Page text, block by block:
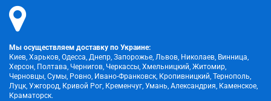
Мы осуществляем доставку по Украине:
Киев, Харьков, Одесса, Днепр, Запорожье, Львов, Николаев, Винница,
Херсон, Полтава, Чернигов, Черкассы, Хмельницкий, Житомир,
Черновцы, Сумы, Ровно, Ивано-Франковск, Кропивницкий, Тернополь,
Луцк, Ужгород, Кривой Рог, Кременчуг, Умань, Александрия, Каменское,
Краматорск.